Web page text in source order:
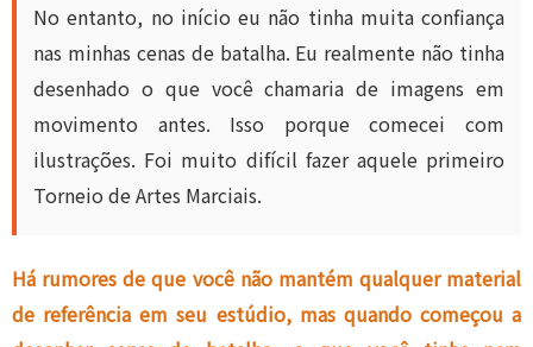
No entanto, no início eu não tinha muita confiança
nas minhas cenas de batalha. Eu realmente não tinha
desenhado o que você chamaria de imagens em
movimento antes. Isso porque comecei com
ilustrações. Foi muito difícil fazer aquele primeiro
Torneio de Artes Marciais.
Há rumores de que você não mantém qualquer material
de referência em seu estúdio, mas quando começou a